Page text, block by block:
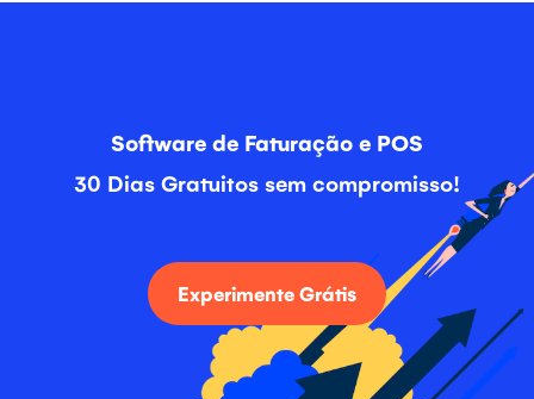
Software de Faturação e POS
30 Dias Gratuitos sem compromisso!
Experimente Grátis